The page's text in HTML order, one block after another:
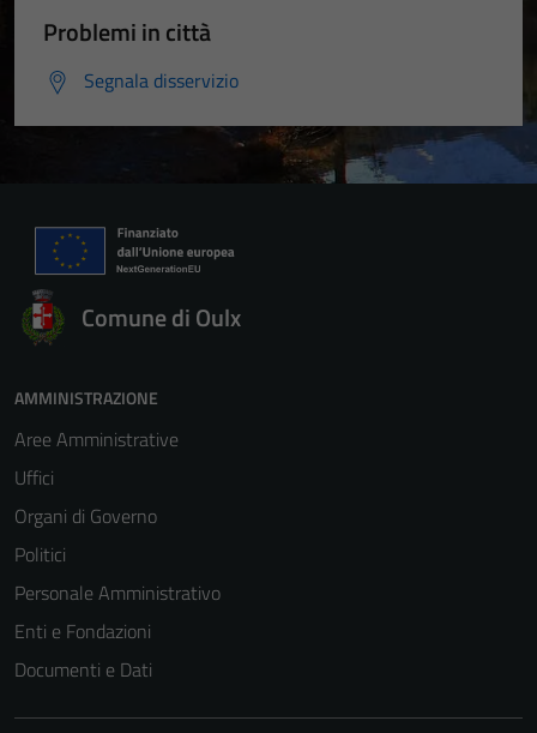
Problemi in città
Segnala disservizio
Comune di Oulx
AMMINISTRAZIONE
Aree Amministrative
Uffici
Organi di Governo
Politici
Personale Amministrativo
Enti e Fondazioni
Documenti e Dati